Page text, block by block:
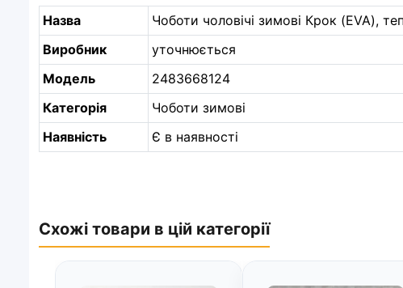
Назва
Чоботи чоловічі зимові Крок (EVA),
Виробник
уточнюється
Модель
2483668124
Категорія
Чоботи зимові
Наявність
Є в наявності
Схожі товари в цій категорії